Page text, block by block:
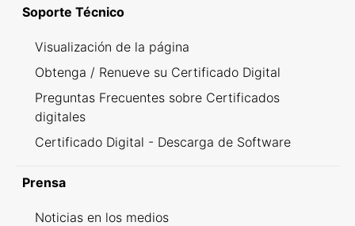
Soporte Técnico
Visualización de la página
Obtenga / Renueve su Certificado Digital
Preguntas Frecuentes sobre Certificados
digitales
Certificado Digital - Descarga de Software
Prensa
Noticias en los medios